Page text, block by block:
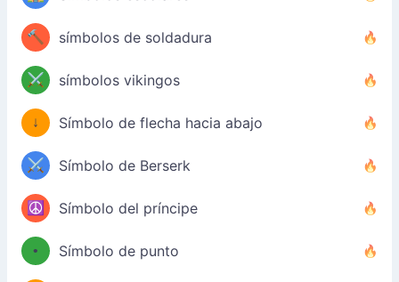
🔨 símbolos de soldadura
⚔️ símbolos vikingos
↓ Símbolo de flecha hacia abajo
⚔️ Símbolo de Berserk
☮️ Símbolo del príncipe
• Símbolo de punto